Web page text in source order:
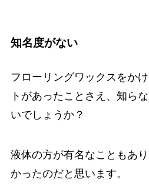
知名度がない
フローリングワックスをか
トがあったことさえ、知ら
いでしょうか？
液体の方が有名なこともあ
かったのだと思います。